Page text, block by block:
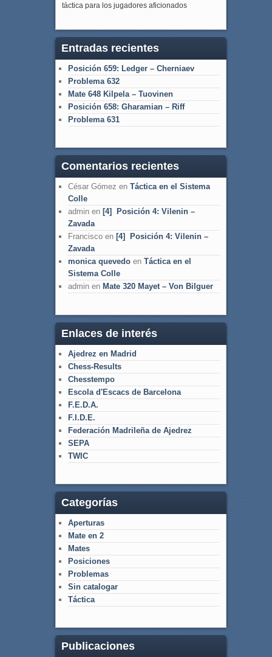
táctica para los jugadores aficionados
Entradas recientes
Posición 659: Ledger – Cherniaev
Problema 632
Mate 648 Kilpela – Tuovinen
Posición 658: Gharamian – Riff
Problema 631
Comentarios recientes
César Gómez en Táctica en el Sistema
Colle
adminen [4] Posición 4: Vilenin –
Zavada
Franciscoen [4] Posición 4: Vilenin –
Zavada
monica quevedoen Táctica en el
Sistema Colle
adminen Mate 320 Mayet – Von Bilguer
Enlaces de interés
Ajedrez en Madrid
Chess-Results
Chesstempo
Escola d'Escacs de Barcelona
F.E.D.A.
F.I.D.E.
Federación Madrileña de Ajedrez
SEPA
TWIC
Categorías
Aperturas
Mate en 2
Mates
Posiciones
Problemas
Sin catalogar
Táctica
Publicaciones